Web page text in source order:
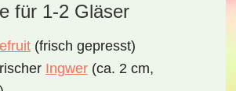
für 1-2 Gläser
(frisch gepresst)
Ingwer(ca. 2 cm,